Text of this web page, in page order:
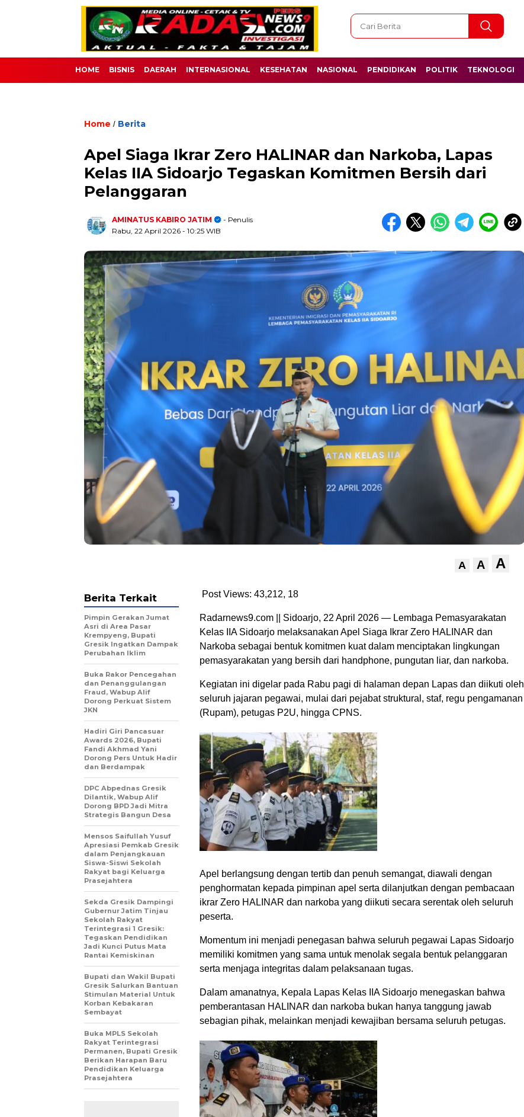
HOME BISNIS DAERAH INTERNASIONAL KESEHATAN NASIONAL PENDIDIKAN POLITIK TEKNOLOGI
Home / Berita
Apel Siaga Ikrar Zero HALINAR dan Narkoba, Lapas
Kelas IIA Sidoarjo Tegaskan Komitmen Bersih dari
Pelanggaran
AMINATUS KABIRO JATIM
- Penulis
Rabu, 22 April 2026 - 10:25 WIB
A A A
Post Views: 43,212, 18
Radarnews9.com || Sidoarjo, 22 April 2026 — Lembaga Pemasyarakatan
Kelas IIA Sidoarjo melaksanakan Apel Siaga Ikrar Zero HALINAR dan
Narkoba sebagai bentuk komitmen kuat dalam menciptakan lingkungan
pemasyarakatan yang bersih dari handphone, pungutan liar, dan narkoba.
Kegiatan ini digelar pada Rabu pagi di halaman depan Lapas dan diikuti oleh
seluruh jajaran pegawai, mulai dari pejabat struktural, staf, regu pengamanan
(Rupam), petugas P2U, hingga CPNS.
Apel berlangsung dengan tertib dan penuh semangat, diawali dengan
penghormatan kepada pimpinan apel serta dilanjutkan dengan pembacaan
ikrar Zero HALINAR dan narkoba yang diikuti secara serentak oleh seluruh
peserta.
Momentum ini menjadi penegasan bahwa seluruh pegawai Lapas Sidoarjo
memiliki komitmen yang sama untuk menolak segala bentuk pelanggaran
serta menjaga integritas dalam pelaksanaan tugas.
Dalam amanatnya, Kepala Lapas Kelas IIA Sidoarjo menegaskan bahwa
pemberantasan HALINAR dan narkoba bukan hanya tanggung jawab
sebagian pihak, melainkan menjadi kewajiban bersama seluruh petugas.
Berita Terkait
Pimpin Gerakan Jumat
Asri di Area Pasar
Krempyeng, Bupati
Gresik Ingatkan Dampak
Perubahan Iklim
Buka Rakor Pencegahan
dan Penanggulangan
Fraud, Wabup Alif
Dorong Perkuat Sistem
JKN
Hadiri Giri Pancasuar
Awards 2026, Bupati
Fandi Akhmad Yani
Dorong Pers Untuk Hadir
dan Berdampak
DPC Abpednas Gresik
Dilantik, Wabup Alif
Dorong BPD Jadi Mitra
Strategis Bangun Desa
Mensos Saifullah Yusuf
Apresiasi Pemkab Gresik
dalam Penjangkauan
Siswa-Siswi Sekolah
Rakyat bagi Keluarga
Prasejahtera
Sekda Gresik Dampingi
Gubernur Jatim Tinjau
Sekolah Rakyat
Terintegrasi 1 Gresik:
Tegaskan Pendidikan
Jadi Kunci Putus Mata
Rantai Kemiskinan
Bupati dan Wakil Bupati
Gresik Salurkan Bantuan
Stimulan Material Untuk
Korban Kebakaran
Sembayat
Buka MPLS Sekolah
Rakyat Terintegrasi
Permanen, Bupati Gresik
Berikan Harapan Baru
Pendidikan Keluarga
Prasejahtera